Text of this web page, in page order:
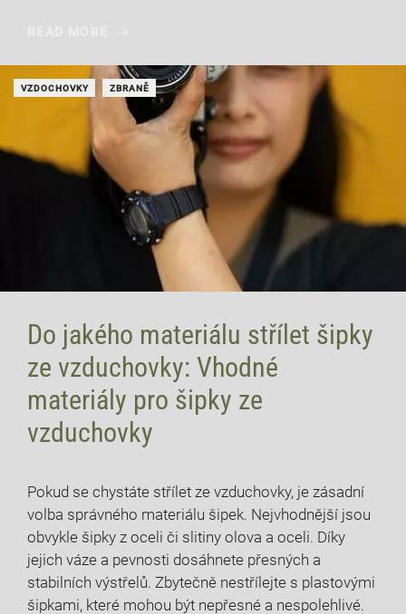
VZDOCHOVKY ZBRANĚ
Do jakého materiálu střílet šipky
ze vzduchovky: Vhodné
materiály pro šipky ze
vzduchovky
Pokud se chystáte střílet ze vzduchovky, je zásadní
volba správného materiálu šipek. Nejvhodnější jsou
obvykle šipky z oceli či slitiny olova a oceli. Díky
jejich váze a pevnosti dosáhnete přesných a
stabilních výstřelů. Zbytečně nestřílejte s plastovými
šipkami, které mohou být nepřesné a nespolehlivé.